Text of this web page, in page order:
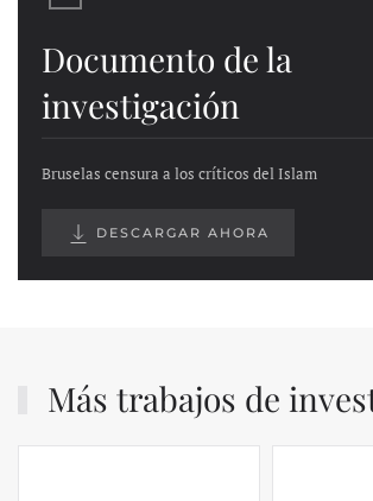
Documento de la
investigación
Bruselas censura a los críticos del Islam
DESCARGAR AHORA
Más trabajos de